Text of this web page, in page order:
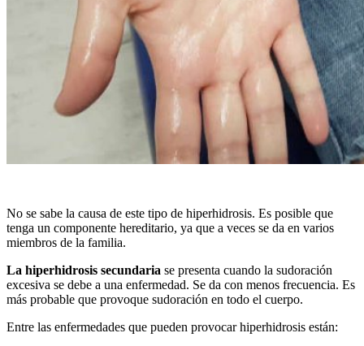
No se sabe la causa de este tipo de hiperhidrosis. Es posible que
tenga un componente hereditario, ya que a veces se da en varios
miembros de la familia.
La hiperhidrosis secundaria se presenta cuando la sudoración
excesiva se debe a una enfermedad. Se da con menos frecuencia. Es
más probable que provoque sudoración en todo el cuerpo.
Entre las enfermedades que pueden provocar hiperhidrosis están: